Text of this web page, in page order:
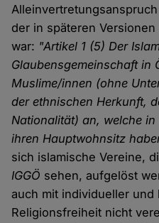
der in späteren
war: "Artikel 1 (5) Der
Glaubensgemeinschaft in
Muslime/innen (ohne
der ethnischen Herkunft,
Nationalität) an, welche
ihren Hauptwohnsitz
sich islamische Vereine,
IGGÖ sehen, aufgelöst
auch mit individueller und
Religionsfreiheit nicht